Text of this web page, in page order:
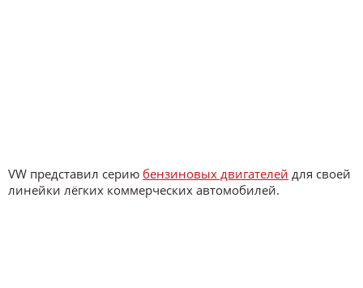
VW представил серию бензиновых двигателей для своей
линейки лёгких коммерческих автомобилей.